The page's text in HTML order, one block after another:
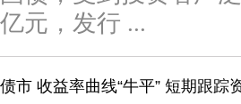
亿元，发行 ...
债市 收益率曲线“牛平” 短期跟踪